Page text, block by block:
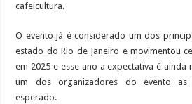
cafeicultura.
O evento já é considerado um dos
estado do Rio de Janeiro e movimentou
em 2025 e esse ano a expectativa é ainda
um dos organizadores do evento as
esperado.